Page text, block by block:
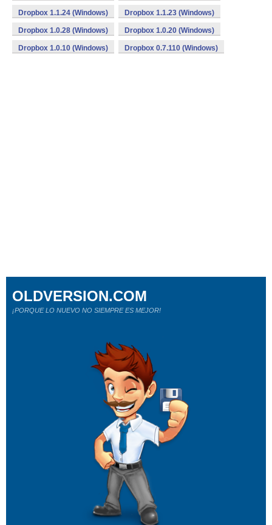
Dropbox 1.1.24 (Windows) Dropbox 1.1.23 (Windows)
Dropbox 1.0.28 (Windows) Dropbox 1.0.20 (Windows)
Dropbox 1.0.10 (Windows) Dropbox 0.7.110 (Windows)
OLDVERSION.COM
¡PORQUE LO NUEVO NO SIEMPRE ES MEJOR!